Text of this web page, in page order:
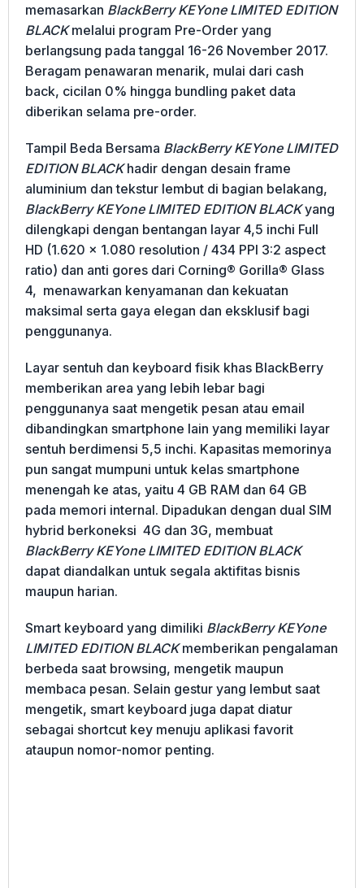
memasarkan BlackBerry KEYone LIMITED EDITION
BLACKmelalui program Pre-Order yang
berlangsung pada tanggal 16-26 November 2017.
Beragam penawaran menarik, mulai dari cash
back, cicilan 0% hingga bundling paket data
diberikan selama pre-order.
Tampil Beda Bersama BlackBerry KEYone LIMITED
EDITION BLACKhadir dengan desain frame
aluminium dan tekstur lembut di bagian belakang,
BlackBerry KEYone LIMITED EDITION BLACKyang
dilengkapi dengan bentangan layar 4,5 inchi Full
HD (1.620 x 1.080 resolution / 434 PPI 3:2 aspect
ratio) dan anti gores dari Corning® Gorilla® Glass
4, menawarkan kenyamanan dan kekuatan
maksimal serta gaya elegan dan eksklusif bagi
penggunanya.
Layar sentuh dan keyboard fisik khas BlackBerry
memberikan area yang lebih lebar bagi
penggunanya saat mengetik pesan atau email
dibandingkan smartphone lain yang memiliki layar
sentuh berdimensi 5,5 inchi. Kapasitas memorinya
pun sangat mumpuni untuk kelas smartphone
menengah ke atas, yaitu 4 GB RAM dan 64 GB
pada memori internal. Dipadukan dengan dual SIM
hybrid berkoneksi 4G dan 3G, membuat
BlackBerry KEYone LIMITED EDITION BLACK
dapat diandalkan untuk segala aktifitas bisnis
maupun harian.
Smart keyboard yang dimiliki BlackBerry KEYone
LIMITED EDITION BLACKmemberikan pengalaman
berbeda saat browsing, mengetik maupun
membaca pesan. Selain gestur yang lembut saat
mengetik, smart keyboard juga dapat diatur
sebagai shortcut key menuju aplikasi favorit
ataupun nomor-nomor penting.